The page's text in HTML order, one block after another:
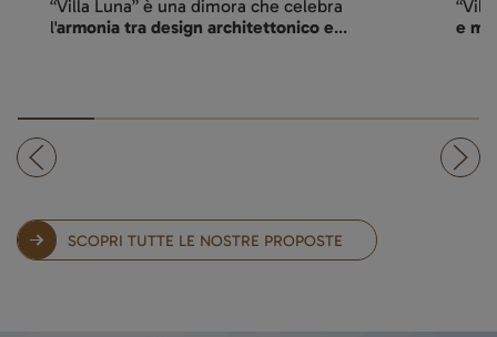
“Villa Luce” incarna un'oasi di tranquillità
e modernità; progettata per...
SCOPRI TUTTE LE NOSTRE PROPOSTE